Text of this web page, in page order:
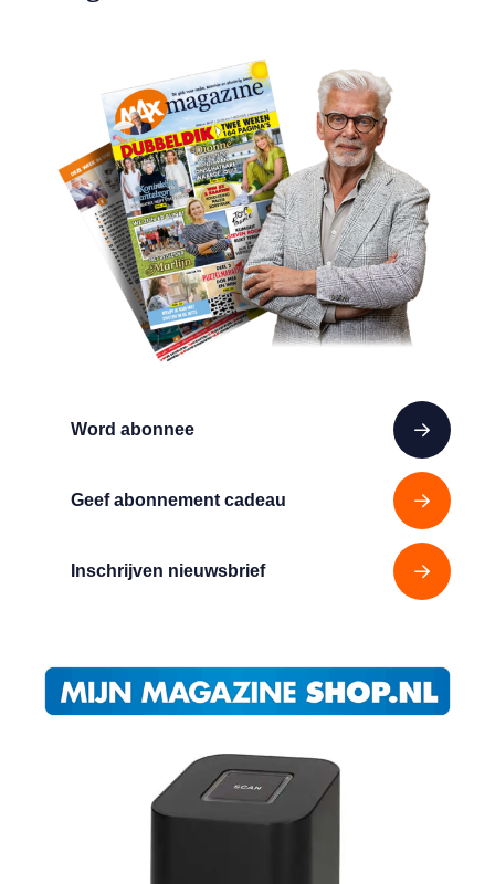
Word abonnee
Geef abonnement cadeau
Inschrijven nieuwsbrief